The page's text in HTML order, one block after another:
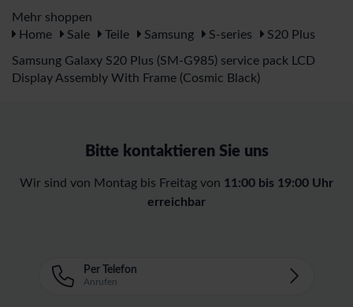
Mehr shoppen
Home
Sale Teile Samsung S-series S20 Plus
Samsung Galaxy S20 Plus (SM-G985) service pack LCD
Display Assembly With Frame (Cosmic Black)
Bitte kontaktieren Sie uns
Wir sind von Montag bis Freitag von 11:00 bis 19:00 Uhr
erreichbar
Per Telefon
Anrufen